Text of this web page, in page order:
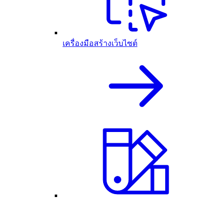
เครื่องมือสร้างเว็บไซต์